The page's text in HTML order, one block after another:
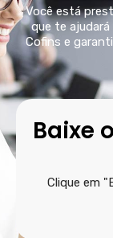
Você está
que te ajudará
Cofins e
Baixe
Clique em